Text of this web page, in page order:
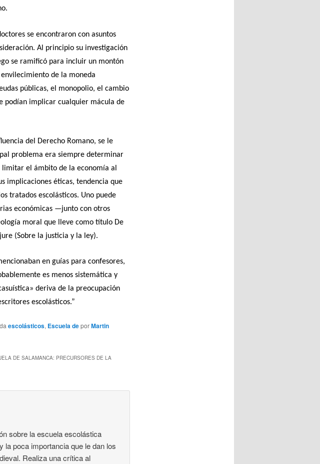
se encontraron con asuntos
Al principio su investigación
se ramificó para incluir un montón
de la moneda
públicas, el monopolio, el cambio
podían implicar cualquier mácula de
del Derecho Romano, se le
problema era siempre determinar
el ámbito de la economía al
implicaciones éticas, tendencia que
tratados escolásticos. Uno puede
económicas —junto con otros
moral que lleve como título De
(Sobre la justicia y la ley).
en guías para confesores,
es menos sistemática y
deriva de la preocupación
escolásticos.”
escolásticos, Escuela deporMartin
DE SALAMANCA: PRECURSORES DE LA
sobre la escuela escolástica
la poca importancia que le dan los
Realiza una crítica al